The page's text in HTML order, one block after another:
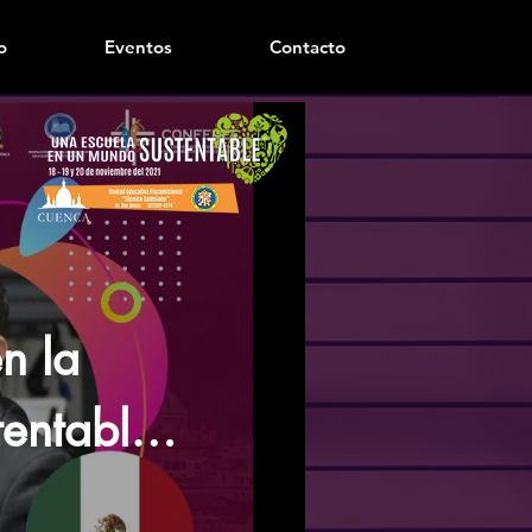
Eventos Contacto
la